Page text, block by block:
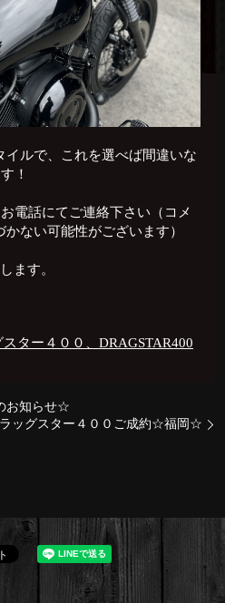
ルで、これを選べば間違いな
！
電話にてご連絡下さい（コメ
ない可能性がございます）
ます。
スター４００、DRAGSTAR400
お知らせ☆
ラッグスター４００ご成約☆福岡☆